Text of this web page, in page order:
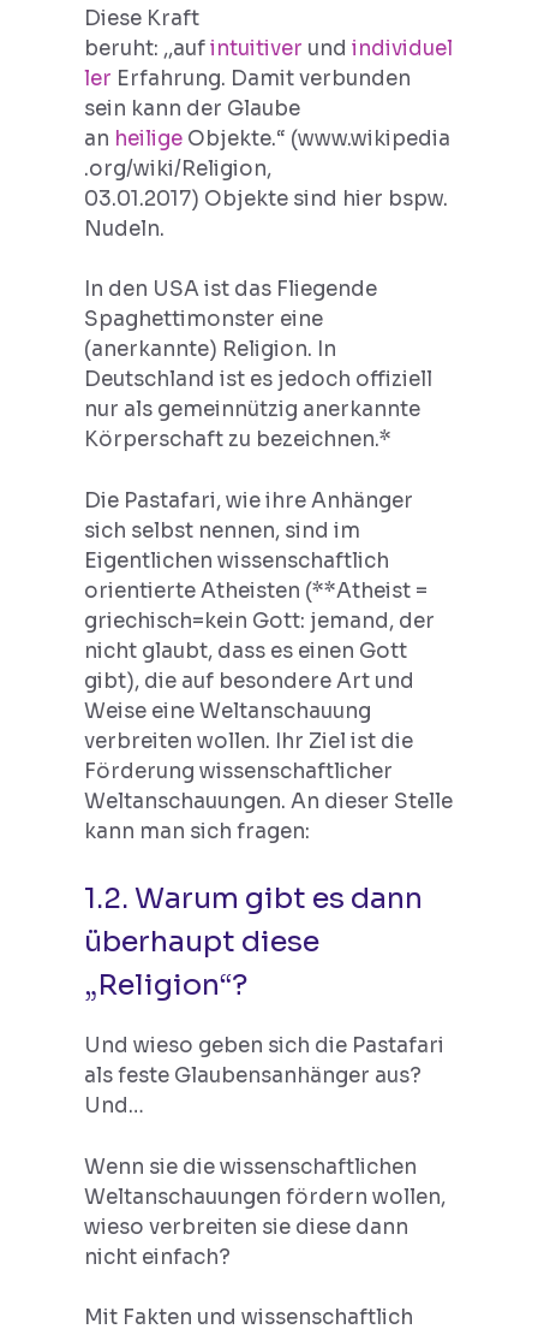
Diese Kraft
beruht: ,,aufintuitiver und individuel
ler Erfahrung. Damit verbunden
sein kann der Glaube
an heilige Objekte.“ (www.wikipedia
.org/wiki/Religion,
03.01.2017) Objekte sind hier bspw.
Nudeln.
In den USA ist das Fliegende
Spaghettimonster eine
(anerkannte) Religion. In
Deutschland ist es jedoch offiziell
nur als gemeinnützig anerkannte
Körperschaft zu bezeichnen.*
Die Pastafari, wie ihre Anhänger
sich selbst nennen, sind im
Eigentlichen wissenschaftlich
orientierte Atheisten (**Atheist =
griechisch=kein Gott: jemand, der
nicht glaubt, dass es einen Gott
gibt), die auf besondere Art und
Weise eine Weltanschauung
verbreiten wollen. Ihr Ziel ist die
Förderung wissenschaftlicher
Weltanschauungen. An dieser Stelle
kann man sich fragen:
1.2. Warum gibt es dann
überhaupt diese
„Religion“?
Und wieso geben sich die Pastafari
als feste Glaubensanhänger aus?
Und…
Wenn sie die wissenschaftlichen
Weltanschauungen fördern wollen,
wieso verbreiten sie diese dann
nicht einfach?
Mit Fakten und wissenschaftlich